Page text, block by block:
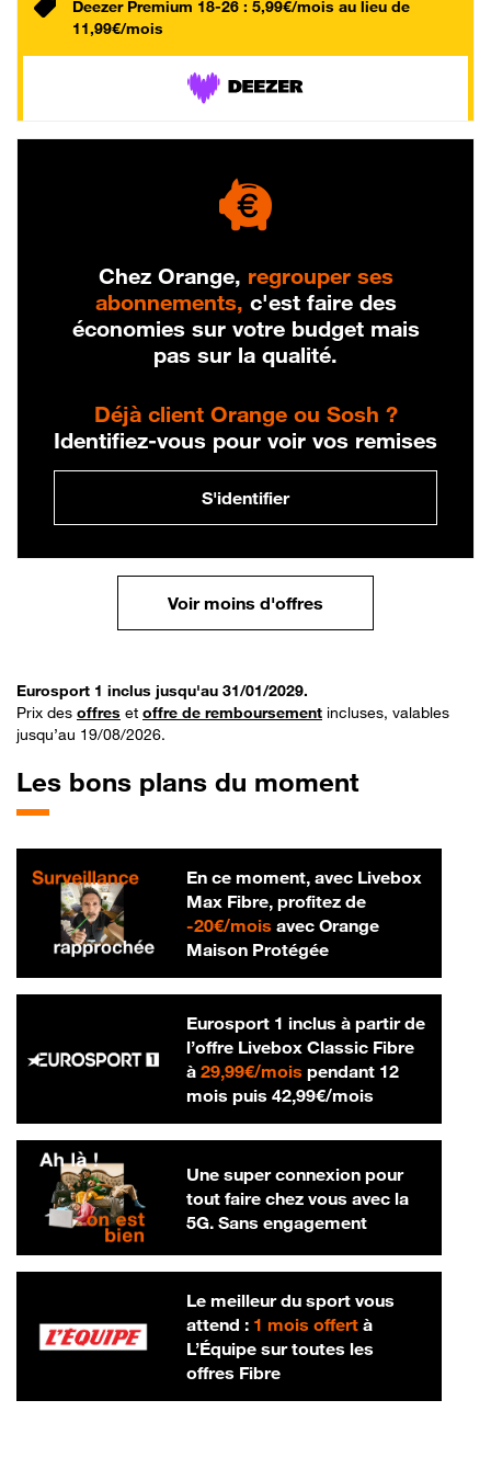
Deezer Premium 18-26 : 5,99€/mois au lieu de
11,99€/mois
Chez Orange, regrouper ses
abonnements, c'est faire des
économies sur votre budget mais
pas sur la qualité.
Déjà client Orange ou Sosh ?
Identifiez-vous pour voir vos remises
S'identifier
Voir moins d'offres
Eurosport 1 inclus jusqu'au 31/01/2029.
Prix des offres et offre de remboursement incluses, valables
jusqu’au 19/08/2026.
Les bons plans du moment
En ce moment, avec Livebox
Max Fibre, profitez de
-20€/mois20 € par mois
avec Orange
Maison Protégée
Eurosport 1 inclus à partir de
l’offre Livebox Classic Fibre
à 29,99€/mois29,99 € par mois
pendant 12
mois puis 42,99€/mois42,99 € par
Une super connexion pour
tout faire chez vous avec la
5G. Sans engagement
Le meilleur du sport vous
attend : 1 mois offertà
L’Équipe sur toutes les
offres Fibre